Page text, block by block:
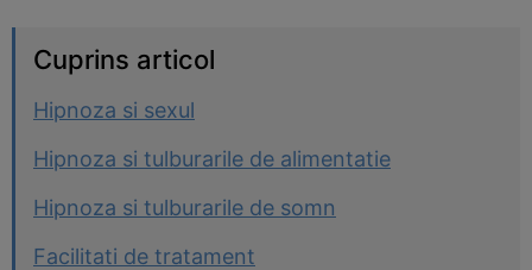
Cuprins articol
Hipnoza si sexul
Hipnoza si tulburarile de alimentatie
Hipnoza si tulburarile de somn
Facilitati de tratament